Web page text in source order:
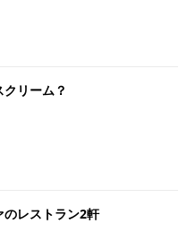
リーム？
レストラン2軒